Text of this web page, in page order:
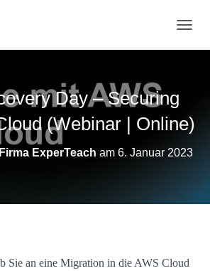
A
I
N
T
Day – Securing
(Webinar | Online)
Firma ExperTeach am 6. Januar 2023
Sie an eine Migration in die AWS Cloud